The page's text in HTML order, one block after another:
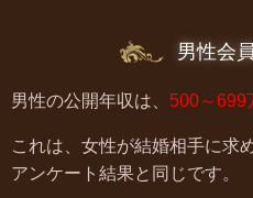
男性会
男性の公開年収は、 500～699
これは、女性が結婚相手に求
アンケート結果と同じです。